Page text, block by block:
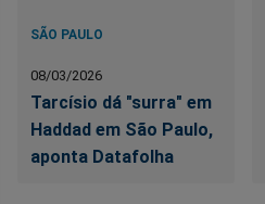
SÃO PAULO
08/03/2026
Tarcísio dá "surra" em
Haddad em São Paulo,
aponta Datafolha